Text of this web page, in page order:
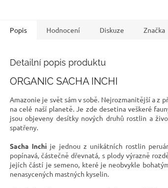
Popis
Hodnocení Diskuze Značka
Detailní popis produktu
ORGANIC SACHA INCHI
Amazonie je svět sám v sobě. Nejrozmanitější a z
na celé naší planetě. Je zde desetina veškeré
jsou objeveny desítky nových druhů rostlin a
spatřeny.
Sacha Inchi je jednou z unikátních rostlin
popínavá, částečně dřevnatá, s plody výrazně
jejích částí je semeno, které je neobvykle
nenasycených mastných kyselin.